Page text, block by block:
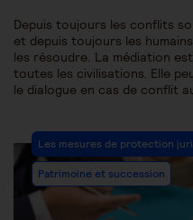
Depuis toujours les conflits
et depuis toujours les
les résoudre. La médiation
toutes les civilisations. Elle
le dialogue en cas de conflit
Post
Category:
Les mesures de protection
Patrimoine et succession